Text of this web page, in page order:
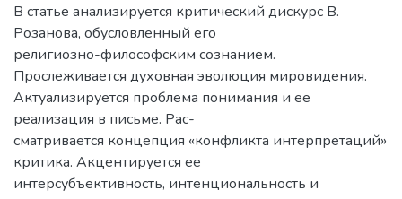
В статье анализируется критический дискурс В.
Розанова, обусловленный его
религиозно-философским сознанием.
Прослеживается духовная эволюция мировидения.
Актуализируется проблема понимания и ее
реализация в письме. Рас-
сматривается концепция «конфликта интерпретаций»
критика. Акцентируется ее
интерсубъективность, интенциональность и